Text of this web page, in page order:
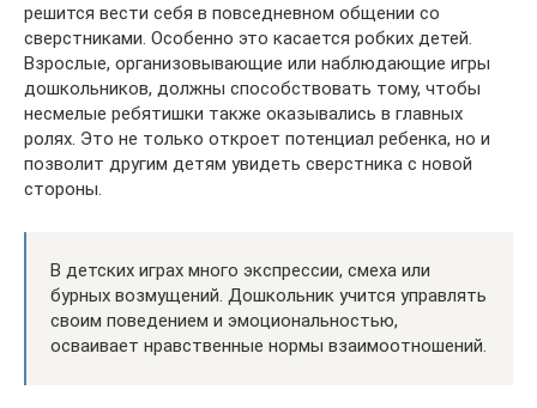
решится вести себя в повседневном общении со
сверстниками. Особенно это касается робких детей.
Взрослые, организовывающие или наблюдающие игры
дошкольников, должны способствовать тому, чтобы
несмелые ребятишки также оказывались в главных
ролях. Это не только откроет потенциал ребенка, но и
позволит другим детям увидеть сверстника с новой
стороны.
В детских играх много экспрессии, смеха или
бурных возмущений. Дошкольник учится управлять
своим поведением и эмоциональностью,
осваивает нравственные нормы взаимоотношений.